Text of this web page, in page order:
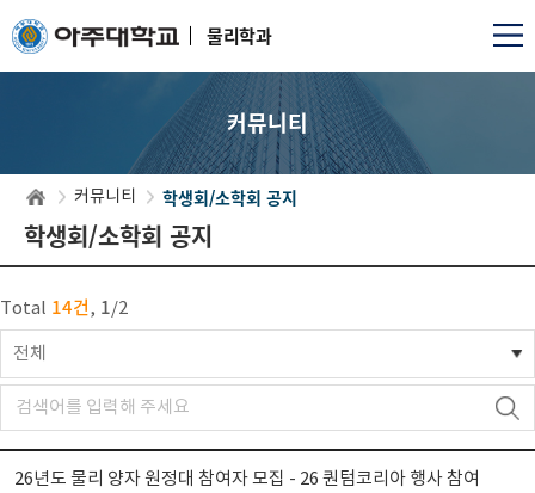
물리학과
커뮤니티
커뮤니티 학생회/소학회 공지
학생회/소학회 공지
Total 14건, 1/2
전체
26년도 물리 양자 원정대 참여자 모집 - 26 퀀텀코리아 행사 참여